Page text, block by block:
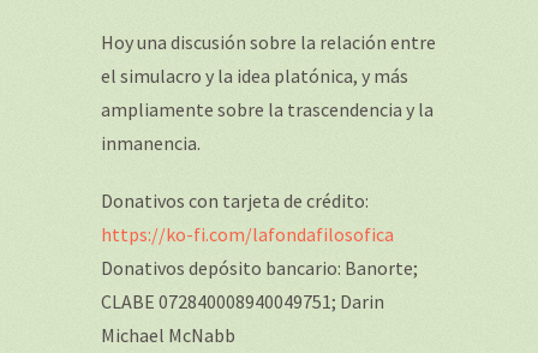
Hoy una discusión sobre la relación entre
el simulacro y la idea platónica, y más
ampliamente sobre la trascendencia y la
inmanencia.
Donativos con tarjeta de crédito:
https://ko-fi.com/lafondafilosofica
Donativos depósito bancario: Banorte;
CLABE 072840008940049751; Darin
Michael McNabb